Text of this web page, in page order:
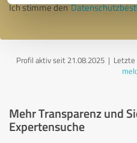
Ich stimme den
Profil aktiv seit 21.08.2025 | Letzte
Mehr Transparenz und
Expertensuche